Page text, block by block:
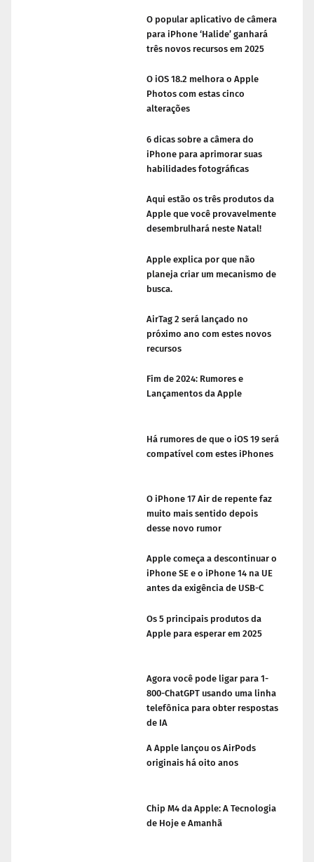
O popular aplicativo de câmera
para iPhone ‘Halide’ ganhará
três novos recursos em 2025
O iOS 18.2 melhora o Apple
Photos com estas cinco
alterações
6 dicas sobre a câmera do
iPhone para aprimorar suas
habilidades fotográficas
Aqui estão os três produtos da
Apple que você provavelmente
desembrulhará neste Natal!
Apple explica por que não
planeja criar um mecanismo de
busca.
AirTag 2 será lançado no
próximo ano com estes novos
recursos
Fim de 2024: Rumores e
Lançamentos da Apple
Há rumores de que o iOS 19 será
compatível com estes iPhones
O iPhone 17 Air de repente faz
muito mais sentido depois
desse novo rumor
Apple começa a descontinuar o
iPhone SE e o iPhone 14 na UE
antes da exigência de USB-C
Os 5 principais produtos da
Apple para esperar em 2025
Agora você pode ligar para 1-
800-ChatGPT usando uma linha
telefônica para obter respostas
de IA
A Apple lançou os AirPods
originais há oito anos
Chip M4 da Apple: A Tecnologia
de Hoje e Amanhã